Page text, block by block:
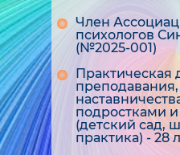
Член
психологов
(№2025-001)
Практическая
подростками
(детский сад,
практика) - 28